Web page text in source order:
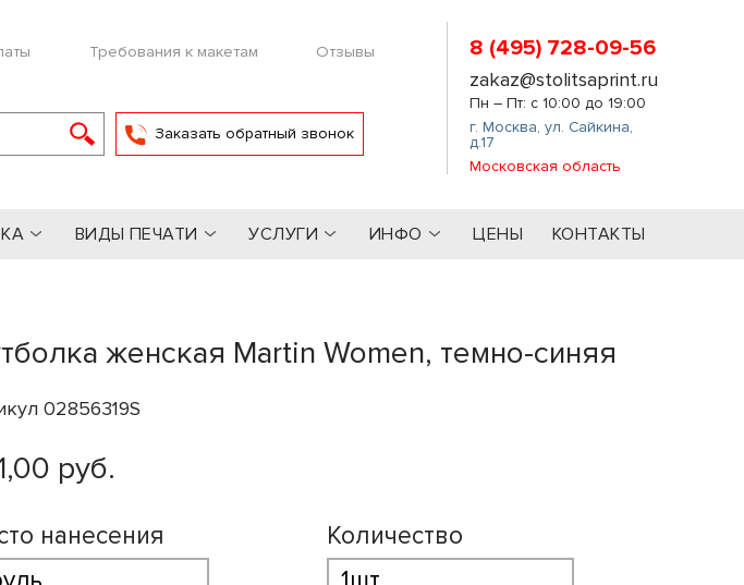
Требования к макетам Отзывы
Заказать обратный звонок
8 (495) 728-09-56
zakaz@stolitsaprint.ru
Пн – Пт: с 10:00 до 19:00
г. Москва,ул. Сайкина,
д.17
Московская область
ВИДЫ ПЕЧАТИ УСЛУГИ ИНФО ЦЕНЫ КОНТАКТЫ
женская Martin Women, темно-синяя
02856319S
руб.
нанесения Количество